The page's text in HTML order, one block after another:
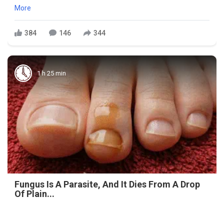
More
384 146 344
1 h 25 min
Fungus Is A Parasite, And It Dies From A Drop
Of Plain...